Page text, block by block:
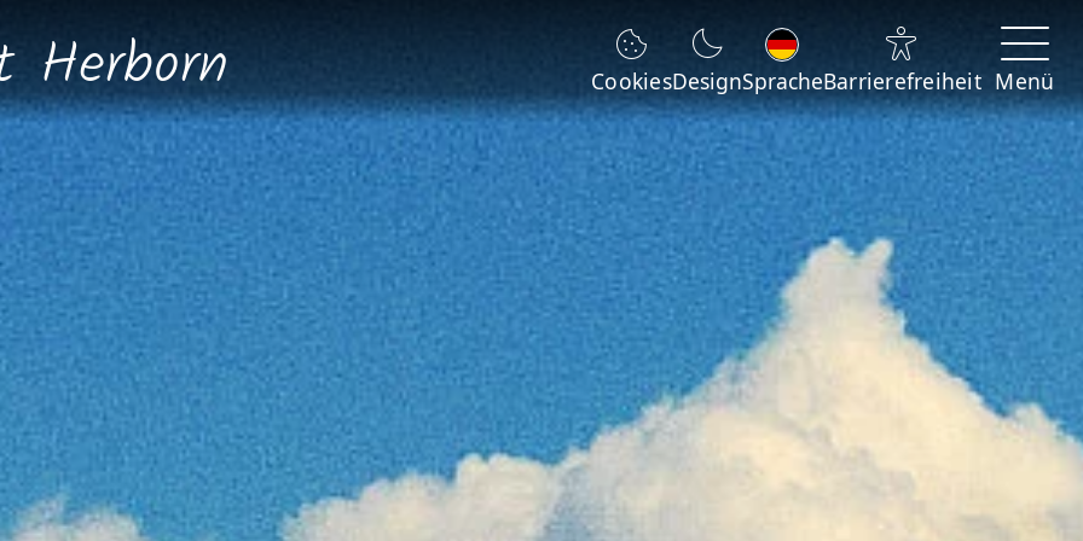
Herborn CookiesDesign
Sprache wechseln
SpracheBarrierefreiheit Menü